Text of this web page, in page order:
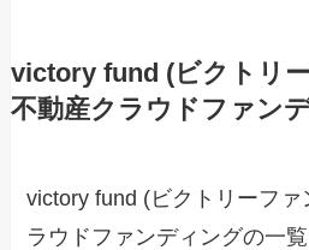
victory fund (ビクトリ
不動産クラウドファン
victory fund (ビクトリーファ
ラウドファンディングの一